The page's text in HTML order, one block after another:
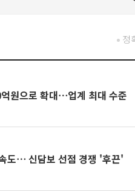
정
원으로 확대⋯업계 최대 수준
도⋯ 신담보 선점 경쟁 '후끈'